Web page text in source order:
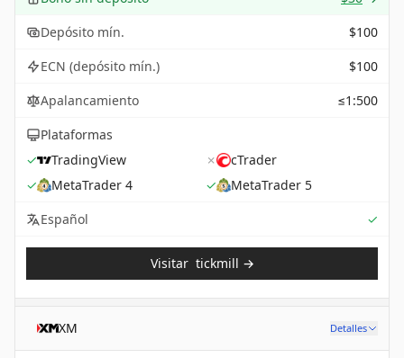
Depósito mín.
$100
ECN (depósito mín.)
$100
Apalancamiento
≤1:500
Plataformas
✓
TradingView ✗
cTrader
✓
MetaTrader 4 ✓
MetaTrader 5
Español
✓
Visitar tickmill →
XM Detalles